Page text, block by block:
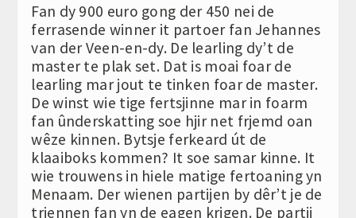
Fan dy 900 euro gong der 450 nei de
ferrasende winner it partoer fan Jehannes
van der Veen-en-dy. De learling dy’t de
master te plak set. Dat is moai foar de
learling mar jout te tinken foar de master.
De winst wie tige fertsjinne mar in foarm
fan ûnderskatting soe hjir net frjemd oan
wêze kinnen. Bytsje ferkeard út de
klaaiboks kommen? It soe samar kinne. It
wie trouwens in hiele matige fertoaning yn
Menaam. Der wienen partijen by dêr’t je de
triennen fan yn de eagen krigen. De partij